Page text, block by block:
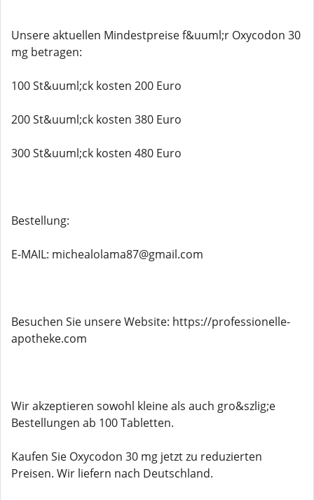
Unsere aktuellen Mindestpreise f&uuml;r Oxycodon 30
mg betragen:
100 St&uuml;ck kosten 200 Euro
200 St&uuml;ck kosten 380 Euro
300 St&uuml;ck kosten 480 Euro
Bestellung:
E-MAIL: michealolama87@gmail.com
Besuchen Sie unsere Website: https://professionelle-
apotheke.com
Wir akzeptieren sowohl kleine als auch gro&szlig;e
Bestellungen ab 100 Tabletten.
Kaufen Sie Oxycodon 30 mg jetzt zu reduzierten
Preisen. Wir liefern nach Deutschland.